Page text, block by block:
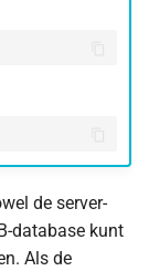
de server-
database kunt
Als de